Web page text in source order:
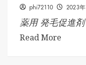
phi72110 2023
薬用 発毛促進
Read More